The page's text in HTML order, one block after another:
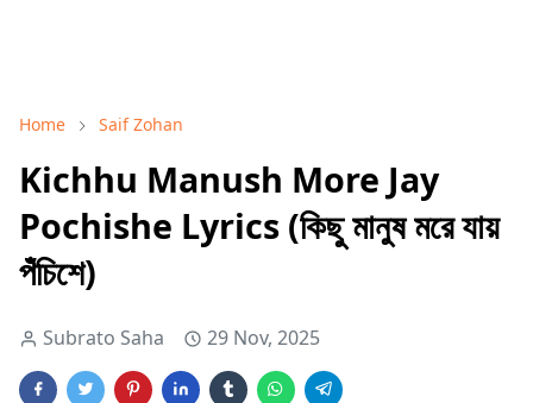
Home Saif Zohan
Kichhu Manush More Jay
Pochishe Lyrics (কিছু মানুষ মরে যায়
পঁচিশে)
Subrato Saha 29 Nov, 2025